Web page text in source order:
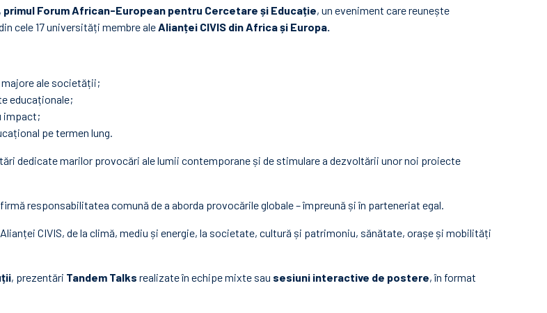
primul Forum African-European pentru Cercetare și Educație, un eveniment care reunește
cele 17 universități membre aleAlianței CIVIS din Africa și Europa.
ale societății;
educaționale;
impact;
pe termen lung.
dedicate marilor provocări ale lumii contemporane și de stimulare a dezvoltării unor noi proiecte
responsabilitatea comună de a aborda provocările globale – împreună și în parteneriat egal.
CIVIS, de la climă, mediu și energie, la societate, cultură și patrimoniu, sănătate, orașe și mobilități
, prezentări Tandem Talks realizate în echipe mixte sau sesiuni interactive de postere, în format